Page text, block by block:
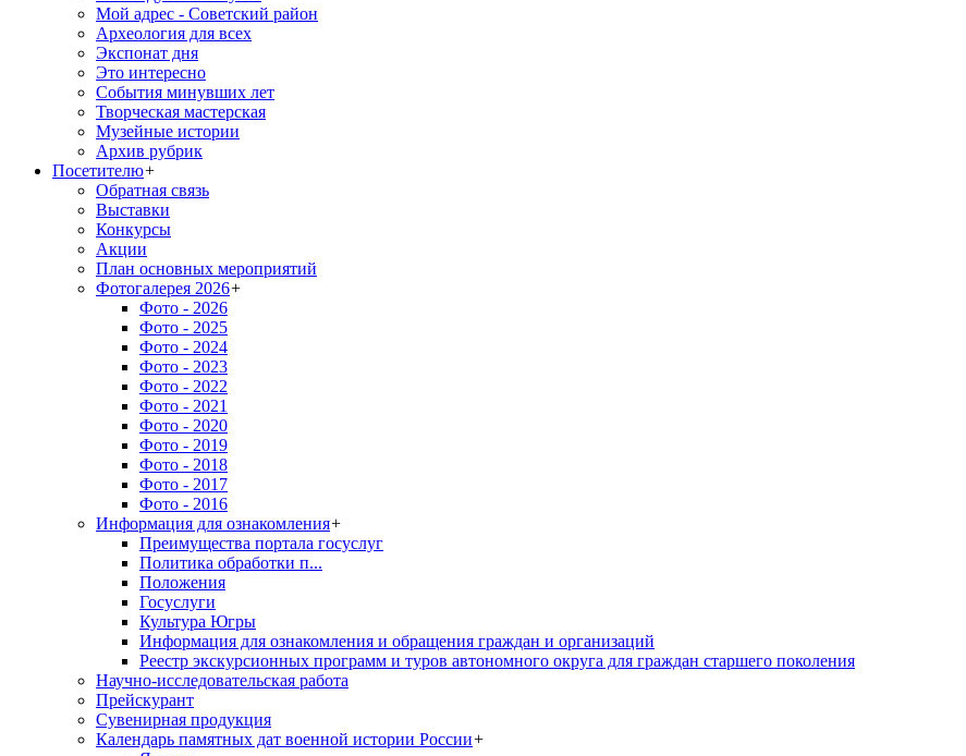
Мой адрес - Советский район
Археология для всех
Экспонат дня
Это интересно
События минувших лет
Творческая мастерская
Музейные истории
Архив рубрик
Посетителю+
Обратная связь
Выставки
Конкурсы
Акции
План основных мероприятий
Фотогалерея 2026+
Фото - 2026
Фото - 2025
Фото - 2024
Фото - 2023
Фото - 2022
Фото - 2021
Фото - 2020
Фото - 2019
Фото - 2018
Фото - 2017
Фото - 2016
Информация для ознакомления+
Преимущества портала госуслуг
Политика обработки п...
Положения
Госуслуги
Культура Югры
Информация для ознакомления и обращения граждан и организаций
Реестр экскурсионных программ и туров автономного округа для граждан старшего поколения
Научно-исследовательская работа
Прейскурант
Сувенирная продукция
Календарь памятных дат военной истории России+